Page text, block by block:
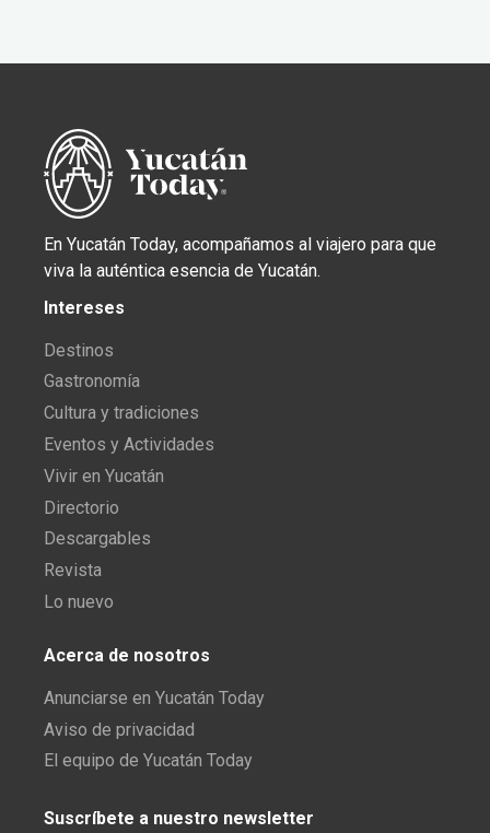
En Yucatán Today, acompañamos al viajero para que
viva la auténtica esencia de Yucatán.
Intereses
Destinos
Gastronomía
Cultura y tradiciones
Eventos y Actividades
Vivir en Yucatán
Directorio
Descargables
Revista
Lo nuevo
Acerca de nosotros
Anunciarse en Yucatán Today
Aviso de privacidad
El equipo de Yucatán Today
Suscríbete a nuestro newsletter